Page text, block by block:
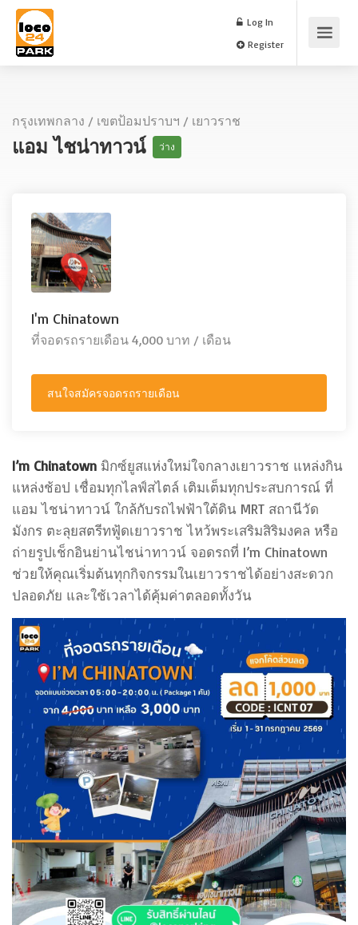
Log In
กรุงเทพกลาง / เขตป้อมปราบฯ / เยาวราช
แอม ไชน่าทาวน์ ว่าง
I'm Chinatown
ที่จอดรถรายเดือน 4,000 บาท / เดือน
สนใจสมัครจอดรถรายเดือน
I’m Chinatown มิกซ์ยูสแห่งใหม่ใจกลางเยาวราช แหล่งกิน
แหล่งช้อป เชื่อมทุกไลฟ์สไตล์ เติมเต็มทุกประสบการณ์ ที่
แอม ไชน่าทาวน์ ใกล้กับรถไฟฟ้าใต้ดิน MRT สถานีวัด
มังกร ตะลุยสตรีทฟู้ดเยาวราช ไหว้พระเสริมสิริมงคล หรือ
ถ่ายรูปเช็กอินย่านไชน่าทาวน์ จอดรถที่ I’m Chinatown
ช่วยให้คุณเริ่มต้นทุกกิจกรรมในเยาวราชได้อย่างสะดวก
ปลอดภัย และใช้เวลาได้คุ้มค่าตลอดทั้งวัน